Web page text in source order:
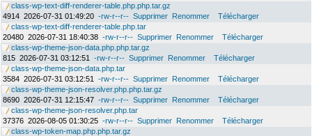
class-wp-text-diff-renderer-table.php.php.tar.gz
4914 2026-07-31 01:49:20 -rw-r--r-- Supprimer Renommer
Télécharger
class-wp-text-diff-renderer-table.php.tar
20480 2026-07-31 18:40:38 -rw-r--r-- Supprimer Renommer
Télécharger
class-wp-theme-json-data.php.php.tar.gz
815 2026-07-31 03:12:51 -rw-r--r-- Supprimer Renommer
Télécharger
class-wp-theme-json-data.php.tar
3584 2026-07-31 03:12:51 -rw-r--r-- Supprimer Renommer
Télécharger
class-wp-theme-json-resolver.php.php.tar.gz
8690 2026-07-31 12:15:47 -rw-r--r-- Supprimer Renommer
Télécharger
class-wp-theme-json-resolver.php.tar
37376 2026-08-05 01:30:25 -rw-r--r-- Supprimer Renommer
Télécharger
class-wp-token-map.php.php.tar.gz